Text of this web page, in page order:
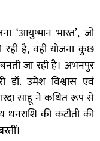
‘आयुष्मान भारत’, जो
रही है, वही योजना कुछ
जा रही है। अभनपुर
डॉ. उमेश विश्वास एवं
साहू ने कथित रूप से
की कटौती की